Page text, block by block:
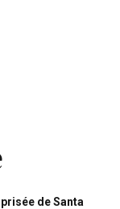
de Santa